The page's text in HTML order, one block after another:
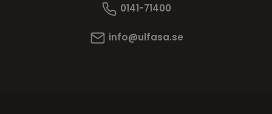
0141-71400
info@ulfasa.se